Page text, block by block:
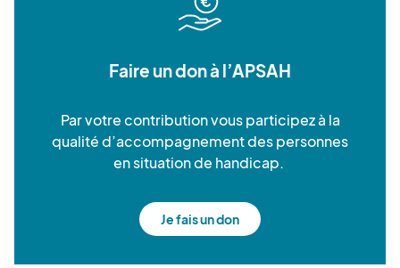
Faire un don à l’APSAH
Par votre contribution vous participez à la
qualité d’accompagnement des personnes
en situation de handicap.
Je fais un don